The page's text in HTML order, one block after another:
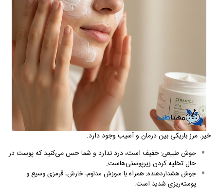
خیر. مرز باریکی بین درمان و آسیب وجود دارد.
جوش طبیعی:خفیف است، درد ندارد و شما حس می‌کنید که پوست در
حال تخلیه کردن زیرپوستی‌هاست.
جوش هشداردهنده: همراه با سوزش مداوم، خارش، قرمزی وسیع و
پوسته‌ریزی شدید است.